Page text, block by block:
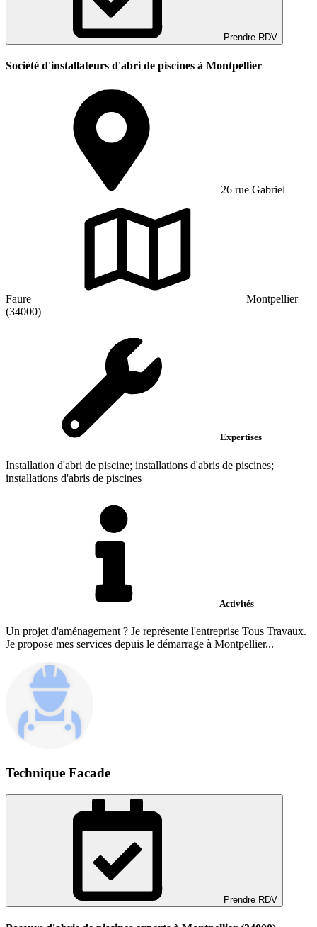
Prendre RDV
Société d'installateurs d'abri de piscines à Montpellier
26 rue Gabriel
Faure
Montpellier
(34000)
Expertises
Installation d'abri de piscine; installations d'abris de piscines;
installations d'abris de piscines
Activités
Un projet d'aménagement ? Je représente l'entreprise Tous Travaux.
Je propose mes services depuis le démarrage à Montpellier...
Technique Facade
Prendre RDV